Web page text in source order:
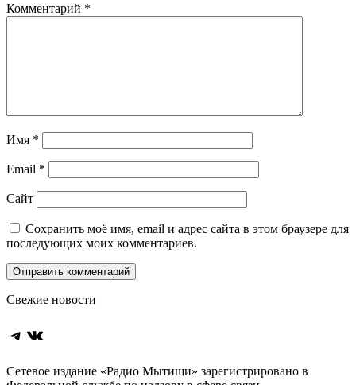
Комментарий *
Имя *
Email *
Сайт
Сохранить моё имя, email и адрес сайта в этом браузере для
последующих моих комментариев.
Свежие новости
Telegram
ВКонтакте
Сетевое издание «Радио Мытищи» зарегистрировано в